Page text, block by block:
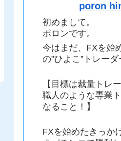
poron
初めまして。
ポロンです。
今はまだ、FXを始
の”ひよこ”トレーダ
【目標は裁量トレ
職人のような専業
なること！】
FXを始めたきっか